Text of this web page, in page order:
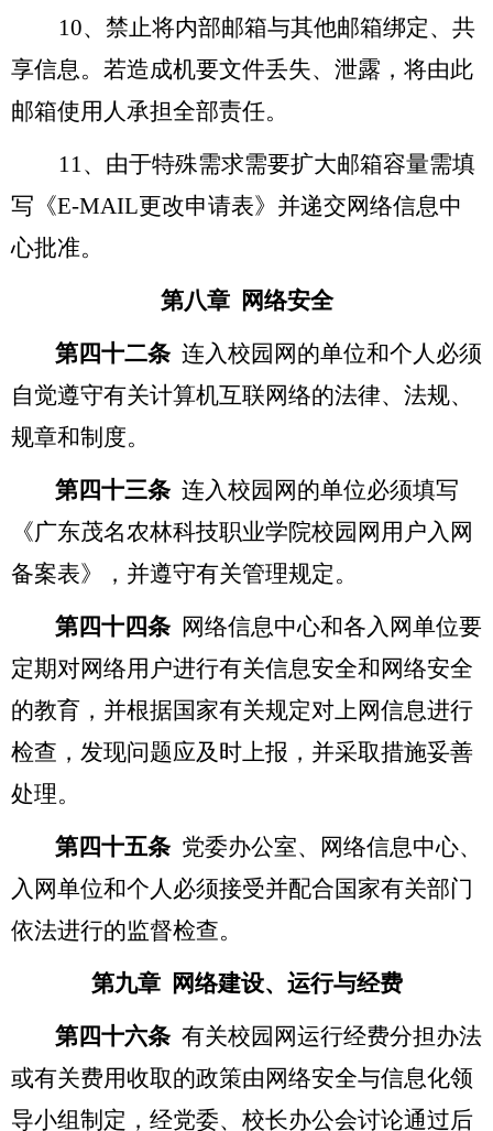
10、禁止将内部邮箱与其他邮箱绑定、共
享信息。若造成机要文件丢失、泄露，将由此
邮箱使用人承担全部责任。
11、由于特殊需求需要扩大邮箱容量需填
写《E-MAIL更改申请表》并递交网络信息中
心批准。
第八章 网络安全
第四十二条 连入校园网的单位和个人必须
自觉遵守有关计算机互联网络的法律、法规、
规章和制度。
第四十三条 连入校园网的单位必须填写
《广东茂名农林科技职业学院校园网用户入网
备案表》，并遵守有关管理规定。
第四十四条 网络信息中心和各入网单位要
定期对网络用户进行有关信息安全和网络安全
的教育，并根据国家有关规定对上网信息进行
检查，发现问题应及时上报，并采取措施妥善
处理。
第四十五条 党委办公室、网络信息中心、
入网单位和个人必须接受并配合国家有关部门
依法进行的监督检查。
第九章 网络建设、运行与经费
第四十六条 有关校园网运行经费分担办法
或有关费用收取的政策由网络安全与信息化领
导小组制定，经党委、校长办公会讨论通过后